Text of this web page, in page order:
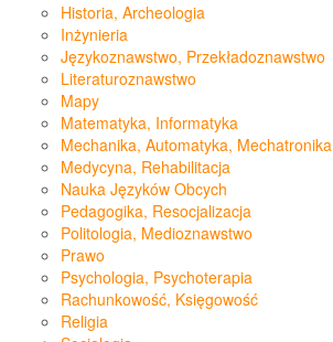
Historia, Archeologia
Inżynieria
Językoznawstwo, Przekładoznawstwo
Literaturoznawstwo
Mapy
Matematyka, Informatyka
Mechanika, Automatyka,
Medycyna, Rehabilitacja
Nauka Języków Obcych
Pedagogika, Resocjalizacja
Politologia, Medioznawstwo
Prawo
Psychologia, Psychoterapia
Rachunkowość, Księgowość
Religia